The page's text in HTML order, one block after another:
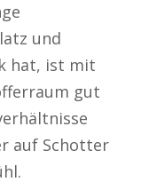
und
hat, ist mit
gut
auf Schotter